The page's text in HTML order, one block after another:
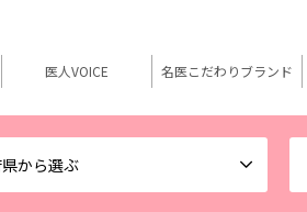
から選ぶ
医人VOICE 名医こだわりブランド